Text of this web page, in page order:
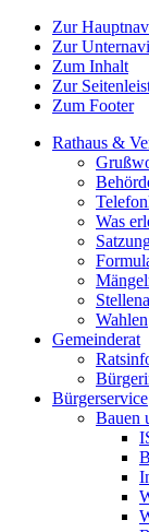
Zur
Zur
Zum Inhalt
Zur
Zum Footer
Rathaus &
Was
Wahlen
Gemeinderat
Bürgerservice
Bauen